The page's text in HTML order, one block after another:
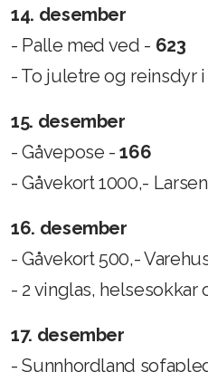
14. desember
- Palle med ved - 623
- To juletre og reinsdyr
15. desember
- Gåvepose -166
- Gåvekort 1000,-
16. desember
- Gåvekort 500,-
- 2 vinglas, helsesokkar
17. desember
- Sunnhordland